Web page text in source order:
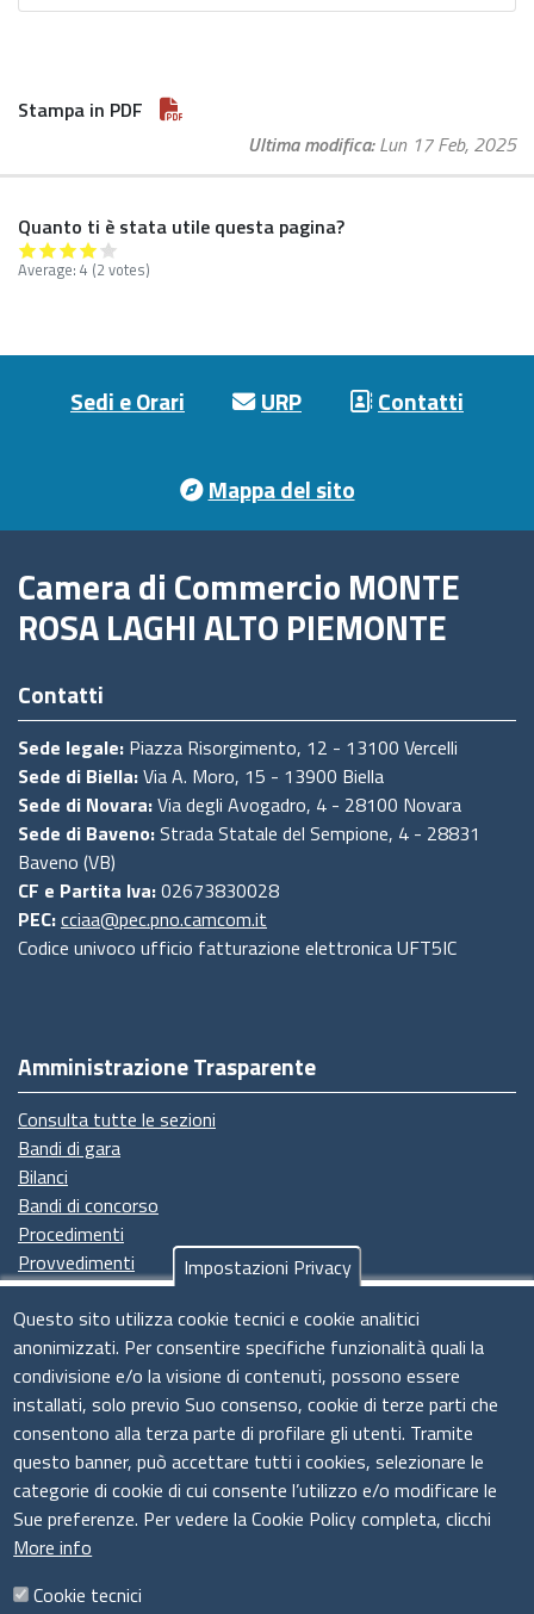
Stampa in PDF
Ultima modifica Lun 17 Feb, 2025
Quanto ti è stata utile questa pagina?
Average: 4 (2 votes)
Sedi e Orari URP Contatti
Mappa del sito
Camera di Commercio MONTE
ROSA LAGHI ALTO PIEMONTE
Contatti
Sede legale: Piazza Risorgimento, 12 - 13100 Vercelli
Sede di Biella:Via A. Moro, 15 - 13900 Biella
Sede di Novara:Via degli Avogadro, 4 - 28100 Novara
Sede di Baveno:Strada Statale del Sempione, 4 - 28831
Baveno (VB)
CF e Partita Iva:02673830028
PEC:cciaa@pec.pno.camcom.it
Codice univoco ufficio fatturazione elettronica UFT5IC
Amministrazione Trasparente
Consulta tutte le sezioni
Bandi di gara
Bilanci
Bandi di concorso
Procedimenti
Provvedimenti
Seguici su
Il sistema camerale
Impostazioni Privacy
Questo sito utilizza cookie tecnici e cookie analitici
anonimizzati. Per consentire specifiche funzionalità quali la
condivisione e/o la visione di contenuti, possono essere
installati, solo previo Suo consenso, cookie di terze parti che
consentono alla terza parte di profilare gli utenti. Tramite
questo banner, può accettare tutti i cookies, selezionare le
categorie di cookie di cui consente l’utilizzo e/o modificare le
Sue preferenze. Per vedere la Cookie Policy completa, clicchi
More info
Cookie tecnici